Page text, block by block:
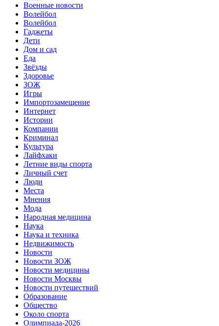
Военные новости
Волейбол
Волейбол
Гаджеты
Дети
Дом и сад
Еда
Звёзды
Здоровье
ЗОЖ
Игры
Импортозамещение
Интернет
Истории
Компании
Криминал
Культура
Лайфхаки
Летние виды спорта
Личный счет
Люди
Места
Мнения
Мода
Народная медицина
Наука
Наука и техника
Недвижимость
Новости
Новости ЗОЖ
Новости медицины
Новости Москвы
Новости путешествий
Образование
Общество
Около спорта
Олимпиада-2026